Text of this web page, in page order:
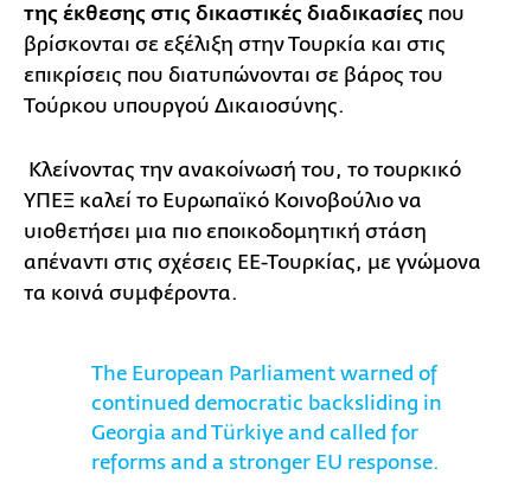
της έκθεσης στις δικαστικές διαδικασίες που
βρίσκονται σε εξέλιξη στην Τουρκία και στις
επικρίσεις που διατυπώνονται σε βάρος του
Τούρκου υπουργού Δικαιοσύνης.
Κλείνοντας την ανακοίνωσή του, το τουρκικό
ΥΠΕΞ καλεί το Ευρωπαϊκό Κοινοβούλιο να
υιοθετήσει μια πιο εποικοδομητική στάση
απέναντι στις σχέσεις ΕΕ-Τουρκίας, με γνώμονα
τα κοινά συμφέροντα.
The European Parliament warned of
continued democratic backsliding in
Georgia and Türkiye and called for
reforms and a stronger EU response.